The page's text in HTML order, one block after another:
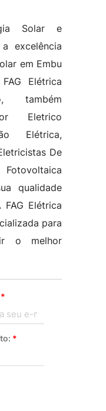
Solar e
excelência
em Embu
Elétrica
também
Eletrico
Elétrica,
De
qualidade
Elétrica
para
o melhor
*
*